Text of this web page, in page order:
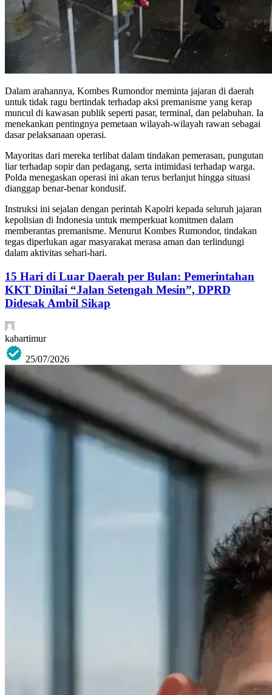
Dalam arahannya, Kombes Rumondor meminta jajaran di daerah
untuk tidak ragu bertindak terhadap aksi premanisme yang kerap
muncul di kawasan publik seperti pasar, terminal, dan pelabuhan. Ia
menekankan pentingnya pemetaan wilayah-wilayah rawan sebagai
dasar pelaksanaan operasi.
Mayoritas dari mereka terlibat dalam tindakan pemerasan, pungutan
liar terhadap sopir dan pedagang, serta intimidasi terhadap warga.
Polda menegaskan operasi ini akan terus berlanjut hingga situasi
dianggap benar-benar kondusif.
Instruksi ini sejalan dengan perintah Kapolri kepada seluruh jajaran
kepolisian di Indonesia untuk memperkuat komitmen dalam
memberantas premanisme. Menurut Kombes Rumondor, tindakan
tegas diperlukan agar masyarakat merasa aman dan terlindungi
dalam aktivitas sehari-hari.
15 Hari di Luar Daerah per Bulan: Pemerintahan
KKT Dinilai “Jalan Setengah Mesin”, DPRD
Didesak Ambil Sikap
kabartimur
25/07/2026